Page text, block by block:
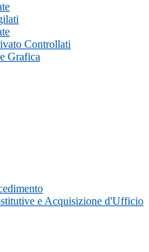
Controllati
Grafica
e Acquisizione d'Ufficio